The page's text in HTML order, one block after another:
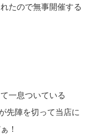
たので無事開催する
一息ついている
先陣を切って当店に
！